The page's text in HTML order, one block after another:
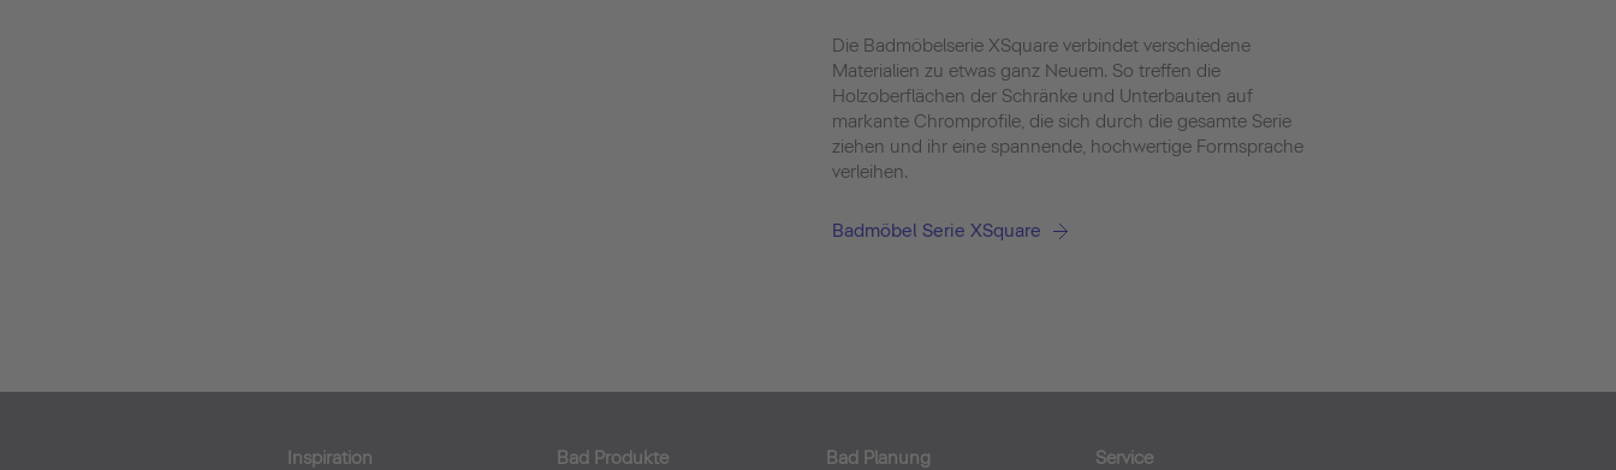
Die Badmöbelserie XSquare verbindet verschiedene
Materialien zu etwas ganz Neuem. So treffen die
Holzoberflächen der Schränke und Unterbauten auf
markante Chromprofile, die sich durch die gesamte Serie
ziehen und ihr eine spannende, hochwertige Formsprache
verleihen.
Badmöbel Serie XSquare
Inspiration
Bad Produkte
Bad Planung
Service